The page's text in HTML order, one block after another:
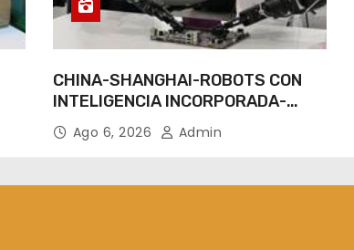
CHINA-SHANGHAI-ROBOTS CON
INTELIGENCIA INCORPORADA-
ENTRENAMIENTO
Ago 6, 2026 Admin